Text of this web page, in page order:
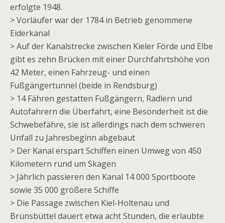
erfolgte 1948.
> Vorläufer war der 1784 in Betrieb genommene
Eiderkanal
> Auf der Kanalstrecke zwischen Kieler Förde und Elbe
gibt es zehn Brücken mit einer Durchfahrtshöhe von
42 Meter, einen Fahrzeug- und einen
Fußgängertunnel (beide in Rendsburg)
> 14 Fähren gestatten Fußgängern, Radlern und
Autofahrern die Überfahrt, eine Besonderheit ist die
Schwebefähre, sie ist allerdings nach dem schweren
Unfall zu Jahresbeginn abgebaut
> Der Kanal erspart Schiffen einen Umweg von 450
Kilometern rund um Skagen
> Jährlich passieren den Kanal 14 000 Sportboote
sowie 35 000 größere Schiffe
> Die Passage zwischen Kiel-Holtenau und
Brünsbüttel dauert etwa acht Stunden, die erlaubte